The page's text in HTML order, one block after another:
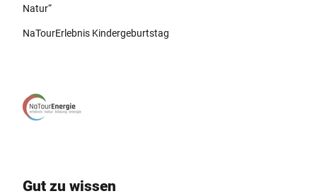
Natur“
NaTourErlebnis Kindergeburtstag
Gut zu wissen